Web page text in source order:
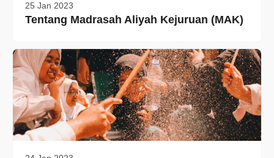
25 Jan 2023
Tentang Madrasah Aliyah Kejuruan (MAK)